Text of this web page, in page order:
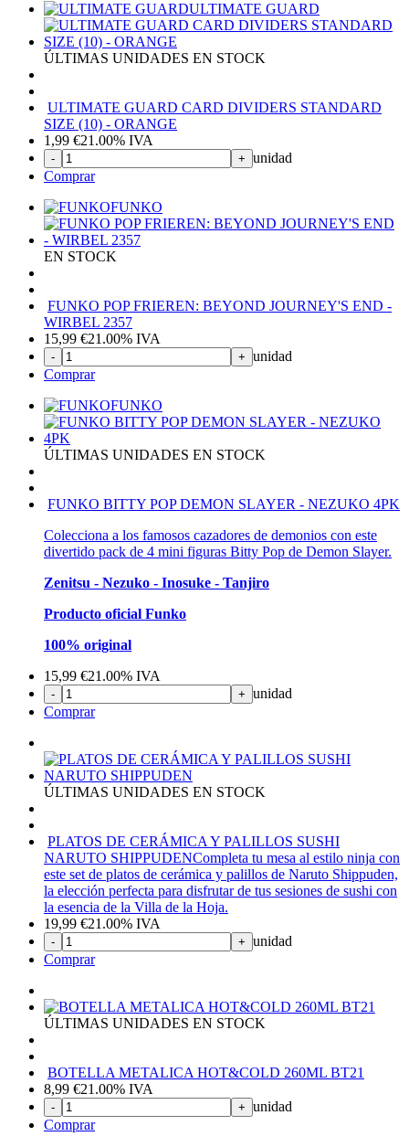
ULTIMATE GUARD
ÚLTIMAS UNIDADES EN STOCK
ULTIMATE GUARD CARD DIVIDERS STANDARD
SIZE (10) - ORANGE
1,99 €21.00% IVA
- + unidad
Comprar
FUNKO
EN STOCK
FUNKO POP FRIEREN: BEYOND JOURNEY'S END -
WIRBEL 2357
15,99 €21.00% IVA
- + unidad
Comprar
FUNKO
ÚLTIMAS UNIDADES EN STOCK
FUNKO BITTY POP DEMON SLAYER - NEZUKO 4PK
Colecciona a los famosos cazadores de demonios con este
divertido pack de 4 mini figuras Bitty Pop de Demon Slayer.
Zenitsu - Nezuko - Inosuke - Tanjiro
Producto oficial Funko
100% original
15,99 €21.00% IVA
- + unidad
Comprar
ÚLTIMAS UNIDADES EN STOCK
PLATOS DE CERÁMICA Y PALILLOS SUSHI
NARUTO SHIPPUDENCompleta tu mesa al estilo ninja con
este set de platos de cerámica y palillos de Naruto Shippuden,
la elección perfecta para disfrutar de tus sesiones de sushi con
la esencia de la Villa de la Hoja.
19,99 €21.00% IVA
- + unidad
Comprar
ÚLTIMAS UNIDADES EN STOCK
BOTELLA METALICA HOT&COLD 260ML BT21
8,99 €21.00% IVA
- + unidad
Comprar